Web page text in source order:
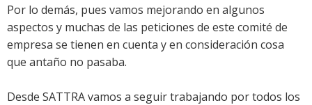
Por lo demás, pues vamos mejorando en algunos
aspectos y muchas de las peticiones de este comité de
empresa se tienen en cuenta y en consideración cosa
que antaño no pasaba.
Desde SATTRA vamos a seguir trabajando por todos los